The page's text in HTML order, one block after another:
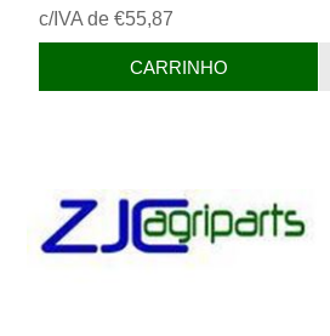
c/IVA de €55,87